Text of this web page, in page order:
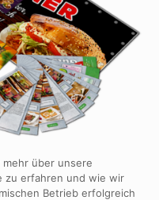
über unsere
zu erfahren und wie wir
Betrieb erfolgreich